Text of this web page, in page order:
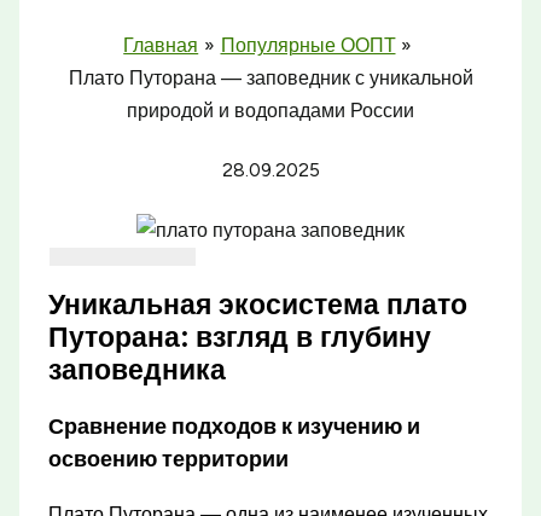
Главная
Популярные ООПТ
Плато Путорана — заповедник с уникальной
природой и водопадами России
28.09.2025
Уникальная экосистема плато
Путорана: взгляд в глубину
заповедника
Сравнение подходов к изучению и
освоению территории